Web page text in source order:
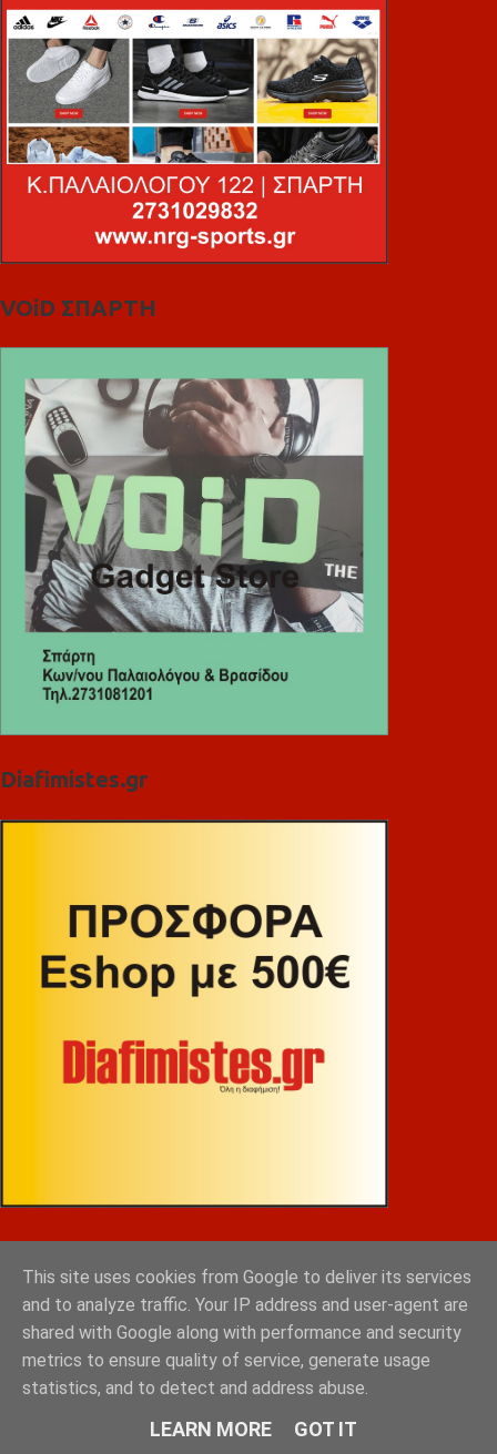
VOiD ΣΠΑΡΤΗ
Diafimistes.gr
This site uses cookies from Google to deliver its services
and to analyze traffic. Your IP address and user-agent are
shared with Google along with performance and security
metrics to ensure quality of service, generate usage
statistics, and to detect and address abuse.
LEARN MORE GOT IT